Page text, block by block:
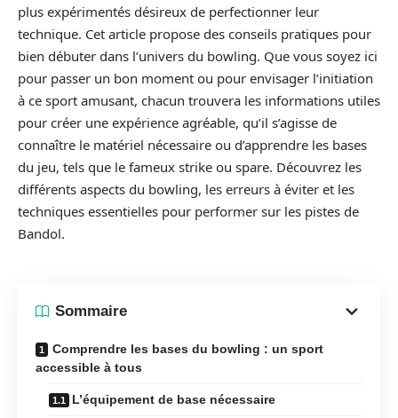
plus expérimentés désireux de perfectionner leur
technique. Cet article propose des conseils pratiques pour
bien débuter dans l’univers du bowling. Que vous soyez ici
pour passer un bon moment ou pour envisager l’initiation
à ce sport amusant, chacun trouvera les informations utiles
pour créer une expérience agréable, qu’il s’agisse de
connaître le matériel nécessaire ou d’apprendre les bases
du jeu, tels que le fameux strike ou spare. Découvrez les
différents aspects du bowling, les erreurs à éviter et les
techniques essentielles pour performer sur les pistes de
Bandol.
Sommaire
Comprendre les bases du bowling : un sport
accessible à tous
L’équipement de base nécessaire